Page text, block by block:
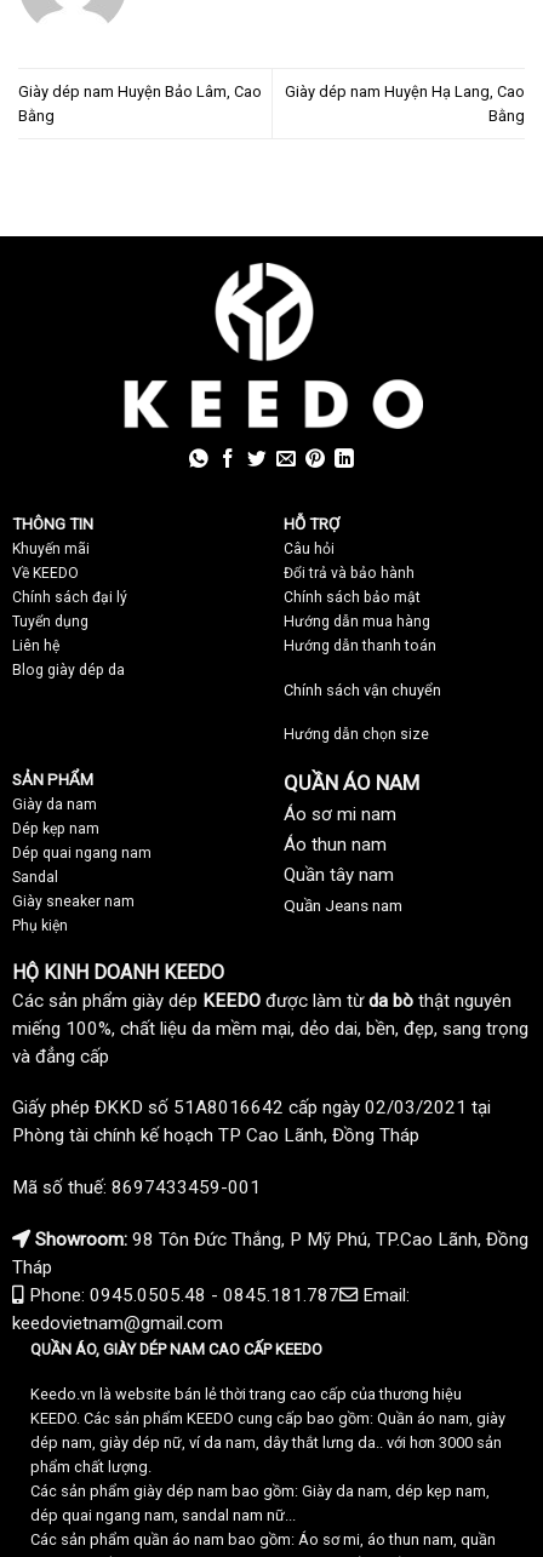
Giày dép nam Huyện Bảo Lâm, Cao
Bằng
Giày dép nam Huyện Hạ Lang, Cao
Bằng
THÔNG TIN
Khuyến mãi
Về KEEDO
Chính sách đại lý
Tuyển dụng
Liên hệ
Blog giày dép da
HỖ TRỢ
Câu hỏi
Đổi trả và bảo hành
Chính sách bảo mật
Hướng dẫn mua hàng
Hướng dẫn thanh toán
Chính sách vận chuyển
Hướng dẫn chọn size
SẢN PHẨM
Giày da nam
Dép kẹp nam
Dép quai ngang nam
Sandal
Giày sneaker nam
Phụ kiện
QUẦN ÁO NAM
Áo sơ mi nam
Áo thun nam
Quần tây nam
Quần Jeans nam
HỘ KINH DOANH KEEDO
Các sản phẩm giày dép KEEDO được làm từda bò thật nguyên
miếng 100%, chất liệu da mềm mại, dẻo dai, bền, đẹp, sang trọng
và đẳng cấp
Giấy phép ĐKKD số 51A8016642 cấp ngày 02/03/2021 tại
Phòng tài chính kế hoạch TP Cao Lãnh, Đồng Tháp
Mã số thuế: 8697433459-001
Showroom: 98 Tôn Đức Thắng, P Mỹ Phú, TP.Cao Lãnh, Đồng
Tháp
Phone: 0945.0505.48 - 0845.181.787
Email:
keedovietnam@gmail.com
QUẦN ÁO, GIÀY DÉP NAM CAO CẤP KEEDO
Keedo.vn là website bán lẻ thời trang cao cấp của thương hiệu
KEEDO. Các sản phẩm KEEDO cung cấp bao gồm: Quần áo nam, giày
dép nam, giày dép nữ, ví da nam, dây thắt lưng da.. với hơn 3000 sản
phẩm chất lượng.
Các sản phẩm giày dép nam bao gồm: Giày da nam, dép kẹp nam,
dép quai ngang nam, sandal nam nữ...
Các sản phẩm quần áo nam bao gồm: Áo sơ mi, áo thun nam, quần